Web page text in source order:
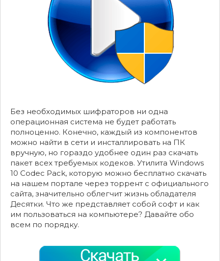
Без необходимых шифраторов ни одна
операционная система не будет работать
полноценно. Конечно, каждый из компонентов
можно найти в сети и инсталлировать на ПК
вручную, но гораздо удобнее один раз скачать
пакет всех требуемых кодеков. Утилита Windows
10 Codec Pack, которую можно бесплатно скачать
на нашем портале через торрент с официального
сайта, значительно облегчит жизнь обладателя
Десятки. Что же представляет собой софт и как
им пользоваться на компьютере? Давайте обо
всем по порядку.